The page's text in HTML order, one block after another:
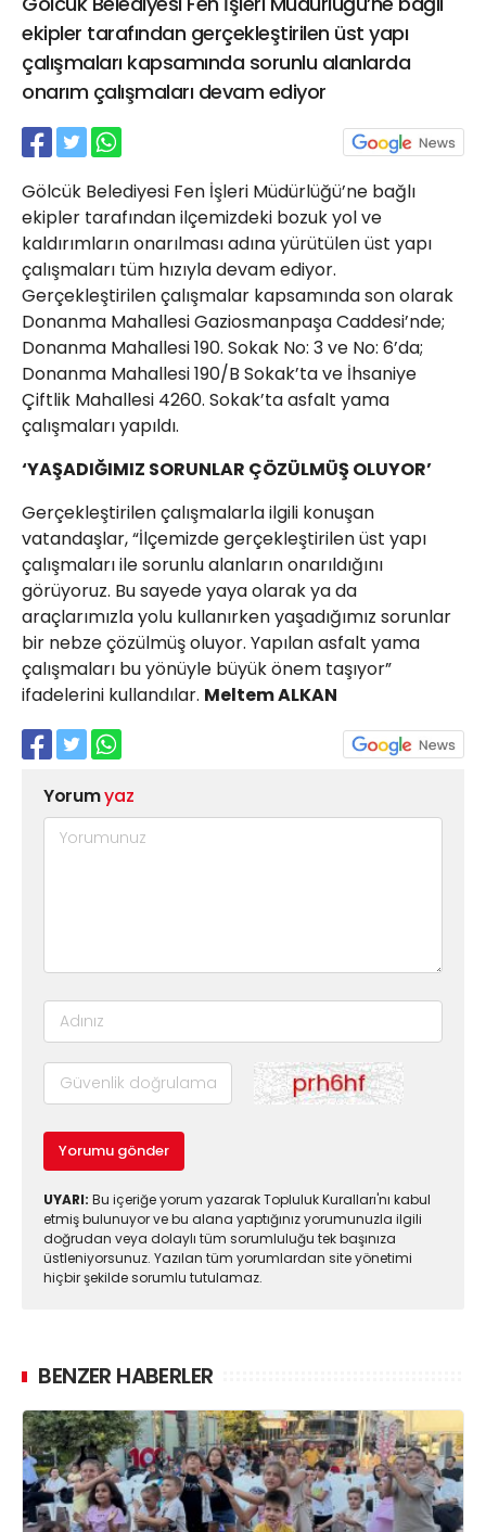
ekipler tarafından gerçekleştirilen üst yapı
çalışmaları kapsamında sorunlu alanlarda
onarım çalışmaları devam ediyor
Gölcük Belediyesi Fen İşleri Müdürlüğü’ne bağlı
ekipler tarafından ilçemizdeki bozuk yol ve
kaldırımların onarılması adına yürütülen üst yapı
çalışmaları tüm hızıyla devam ediyor.
Gerçekleştirilen çalışmalar kapsamında son olarak
Donanma Mahallesi Gaziosmanpaşa Caddesi’nde;
Donanma Mahallesi 190. Sokak No: 3 ve No: 6’da;
Donanma Mahallesi 190/B Sokak’ta ve İhsaniye
Çiftlik Mahallesi 4260. Sokak’ta asfalt yama
çalışmaları yapıldı.
‘YAŞADIĞIMIZ SORUNLAR ÇÖZÜLMÜŞ OLUYOR’
Gerçekleştirilen çalışmalarla ilgili konuşan
vatandaşlar, “İlçemizde gerçekleştirilen üst yapı
çalışmaları ile sorunlu alanların onarıldığını
görüyoruz. Bu sayede yaya olarak ya da
araçlarımızla yolu kullanırken yaşadığımız sorunlar
bir nebze çözülmüş oluyor. Yapılan asfalt yama
çalışmaları bu yönüyle büyük önem taşıyor”
ifadelerini kullandılar. Meltem ALKAN
Yorumyaz
Yorumu gönder
UYARI: Bu içeriğe yorum yazarak Topluluk Kuralları'nı kabul
etmiş bulunuyor ve bu alana yaptığınız yorumunuzla ilgili
doğrudan veya dolaylı tüm sorumluluğu tek başınıza
üstleniyorsunuz. Yazılan tüm yorumlardan site yönetimi
hiçbir şekilde sorumlu tutulamaz.
BENZER HABERLER
21 Gölcük
02624132333
haber@golcukpostasi.com